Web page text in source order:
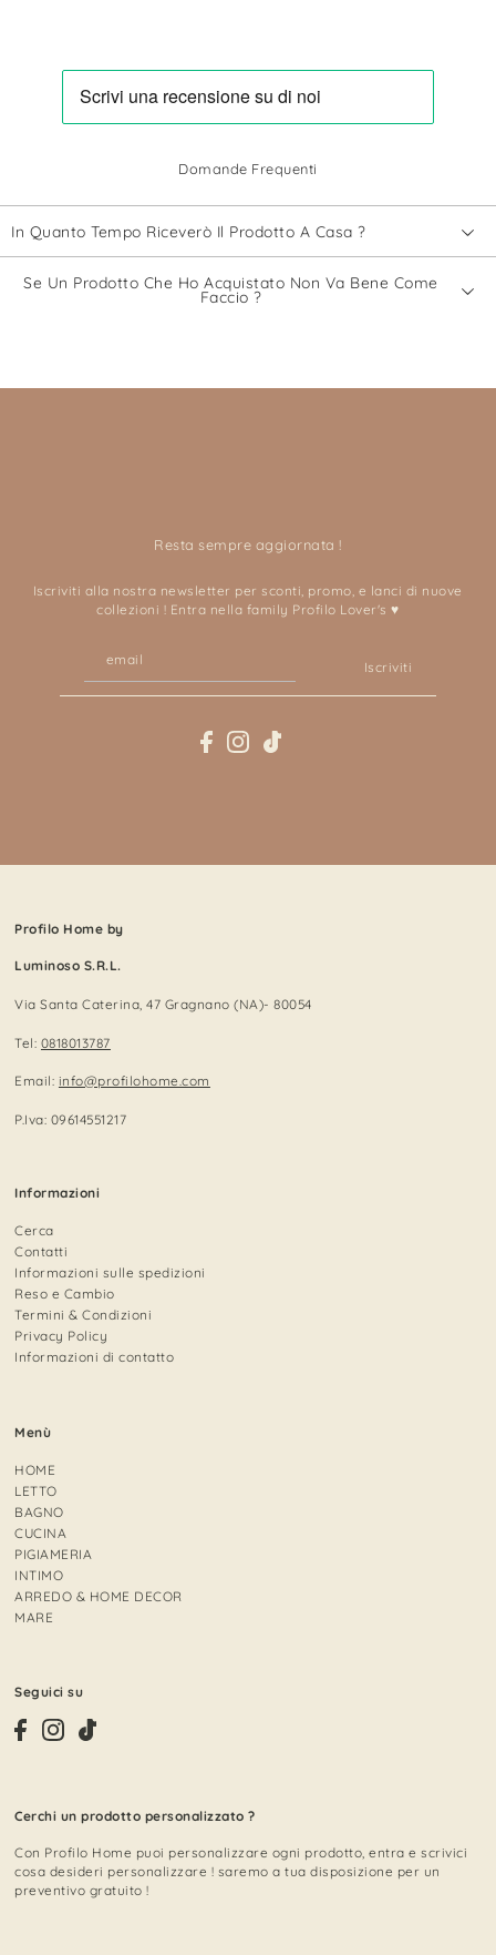
Domande Frequenti
In Quanto Tempo Riceverò Il Prodotto A Casa ?
Se Un Prodotto Che Ho Acquistato Non Va Bene Come
Faccio ?
Resta sempre aggiornata !
Iscriviti alla nostra newsletter per sconti, promo, e lanci di nuove
collezioni ! Entra nella family Profilo Lover's ♥
Iscriviti
Profilo Home by
Luminoso S.R.L.
Via Santa Caterina, 47 Gragnano (NA)- 80054
Tel: 0818013787
Email: info@profilohome.com
P.Iva: 09614551217
Informazioni
Cerca
Contatti
Informazioni sulle spedizioni
Reso e Cambio
Termini & Condizioni
Privacy Policy
Informazioni di contatto
Menù
HOME
LETTO
BAGNO
CUCINA
PIGIAMERIA
INTIMO
ARREDO & HOME DECOR
MARE
Seguici su
Cerchi un prodotto personalizzato ?
Con Profilo Home puoi personalizzare ogni prodotto, entra e scrivici
cosa desideri personalizzare ! saremo a tua disposizione per un
preventivo gratuito !